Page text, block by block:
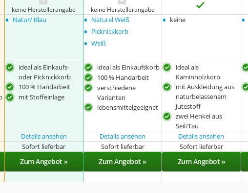
keine Herstellerangabe keine Herstellerangabe
• Natur/ Blau • Naturel Weiß
• Picknickkorb
• Weiß
• keine •
ideal als Einkaufs-
oder Picknickkorb
100 % Handarbeit
mit Stoffeinlage
ideal als Einkaufskorb
100 % Handarbeit
verschiedene
Varianten
lebensmittelgeeignet
ideal als
Kaminholzkorb
mit Auskleidung aus
naturbelassenem
Jutestoff
zwei Henkel aus
Seil/Tau
Details ansehen Details ansehen Details ansehen
Sofort lieferbar Sofort lieferbar Sofort lieferbar
Zum Angebot » Zum Angebot » Zum Angebot »